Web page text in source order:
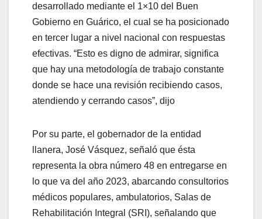
desarrollado mediante el 1×10 del Buen
Gobierno en Guárico, el cual se ha posicionado
en tercer lugar a nivel nacional con respuestas
efectivas. “Esto es digno de admirar, significa
que hay una metodología de trabajo constante
donde se hace una revisión recibiendo casos,
atendiendo y cerrando casos”, dijo
Por su parte, el gobernador de la entidad
llanera, José Vásquez, señaló que ésta
representa la obra número 48 en entregarse en
lo que va del año 2023, abarcando consultorios
médicos populares, ambulatorios, Salas de
Rehabilitación Integral (SRI), señalando que